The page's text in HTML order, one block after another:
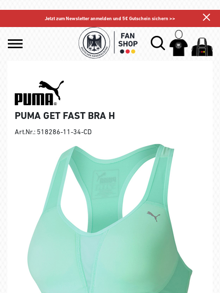
Jetzt zum Newsletter anmelden und 5€ Gutschein sichern >>
PUMA GET FAST BRA H
Art.Nr.: 518286-11-34-CD